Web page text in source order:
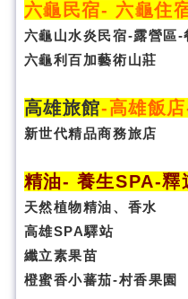
六龜民宿- 六龜住
六龜山水炎民宿-露營區-
六龜利百加藝術山莊
高雄旅館-高雄飯店
新世代精品商務旅店
精油- 養生SPA-釋
天然植物精油、香水
高雄SPA驛站
纖立素果苗
橙蜜香小蕃茄-村香果園